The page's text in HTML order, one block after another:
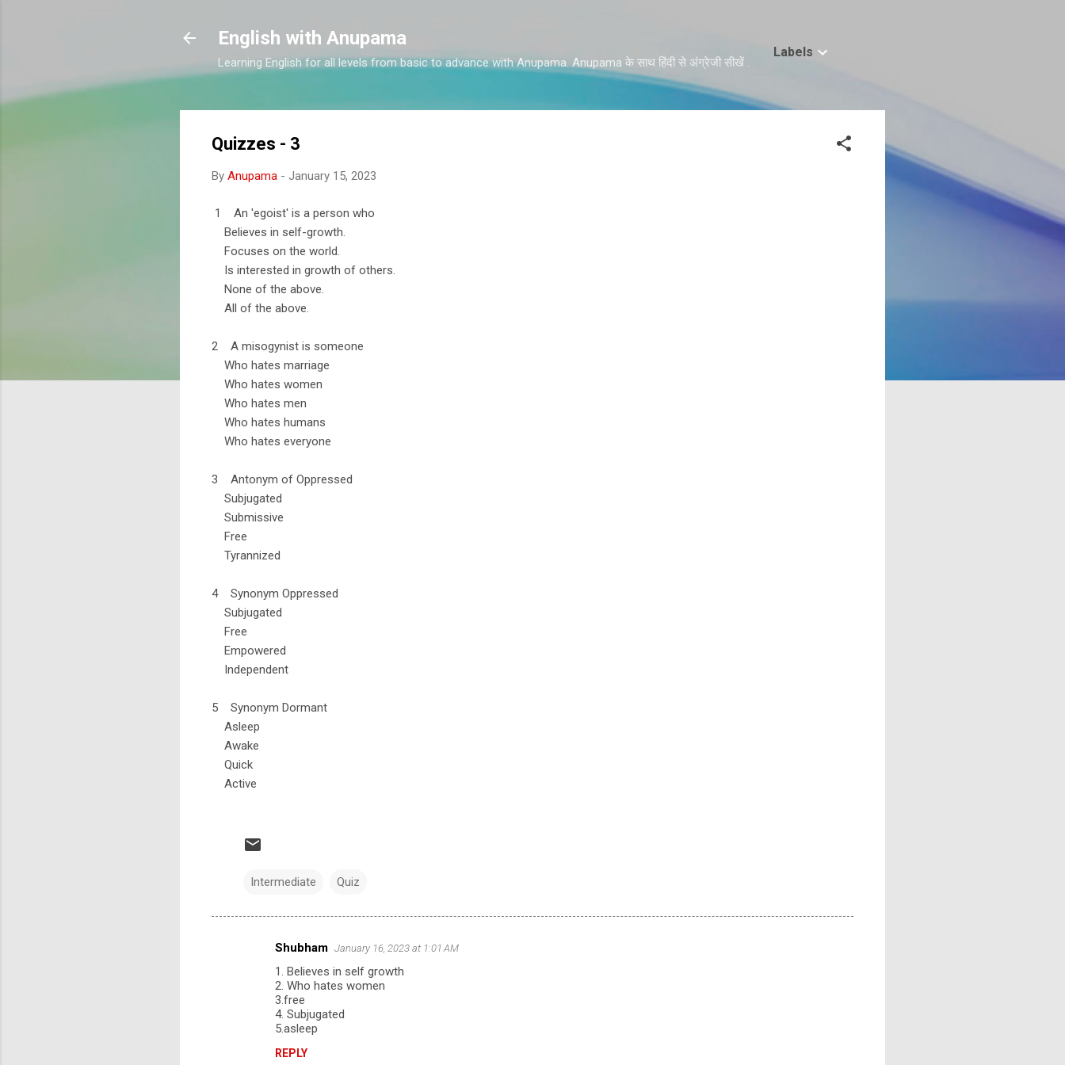
English with Anupama
Learning English for all levels from basic to advance with Anupama. Anupama के साथ हिंदी से अंग्रेजी सीखें .
Labels
Quizzes - 3
By Anupama - January 15, 2023
1 An 'egoist' is a person who
Believes in self-growth.
Focuses on the world.
Is interested in growth of others.
None of the above.
All of the above.
2 A misogynist is someone
Who hates marriage
Who hates women
Who hates men
Who hates humans
Who hates everyone
3 Antonym of Oppressed
Subjugated
Submissive
Free
Tyrannized
4 Synonym Oppressed
Subjugated
Free
Empowered
Independent
5 Synonym Dormant
Asleep
Awake
Quick
Active
Intermediate Quiz
Shubham January 16, 2023 at 1:01 AM
1. Believes in self growth
2. Who hates women
3.free
4. Subjugated
5.asleep
REPLY